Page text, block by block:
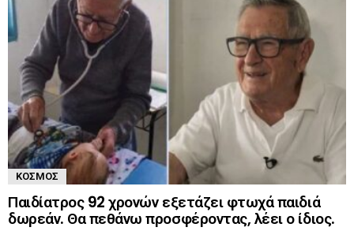
ΚΌΣΜΟΣ
Παιδίατρος 92 χρονών εξετάζει φτωχά παιδιά
δωρεάν. Θα πεθάνω προσφέροντας, λέει ο ίδιος.